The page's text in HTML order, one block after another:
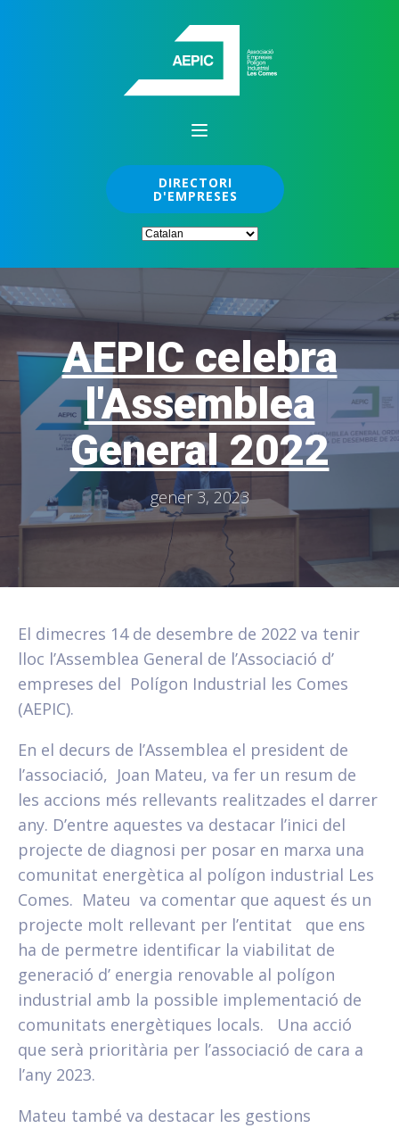
DIRECTORI
D'EMPRESES
AEPIC celebra
l'Assemblea
General 2022
gener 3, 2023
El dimecres 14 de desembre de 2022 va tenir
lloc l’Assemblea General de l’Associació d’
empreses del Polígon Industrial les Comes
(AEPIC).
En el decurs de l’Assemblea el president de
l’associació, Joan Mateu, va fer un resum de
les accions més rellevants realitzades el darrer
any. D’entre aquestes va destacar l’inici del
projecte de diagnosi per posar en marxa una
comunitat energètica al polígon industrial Les
Comes. Mateu va comentar que aquest és un
projecte molt rellevant per l’entitat que ens
ha de permetre identificar la viabilitat de
generació d’ energia renovable al polígon
industrial amb la possible implementació de
comunitats energètiques locals. Una acció
que serà prioritària per l’associació de cara a
l’any 2023.
Mateu també va destacar les gestions